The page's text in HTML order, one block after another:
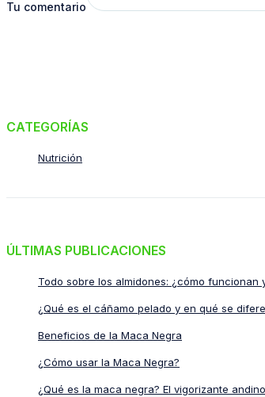
Tu comentario
CATEGORÍAS
Nutrición
ÚLTIMAS PUBLICACIONES
Todo sobre los almidones: ¿cómo funcionan
¿Qué es el cáñamo pelado y en qué se
Beneficios de la Maca Negra
¿Cómo usar la Maca Negra?
¿Qué es la maca negra? El vigorizante andino